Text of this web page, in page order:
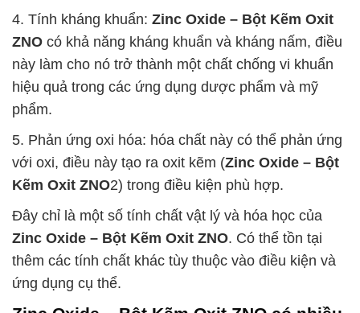
4. Tính kháng khuẩn: Zinc Oxide – Bột Kẽm Oxit
ZNO có khả năng kháng khuẩn và kháng nấm, điều
này làm cho nó trở thành một chất chống vi khuẩn
hiệu quả trong các ứng dụng dược phẩm và mỹ
phẩm.
5. Phản ứng oxi hóa: hóa chất này có thể phản ứng
với oxi, điều này tạo ra oxit kẽm (Zinc Oxide – Bột
Kẽm Oxit ZNO2) trong điều kiện phù hợp.
Đây chỉ là một số tính chất vật lý và hóa học của
Zinc Oxide – Bột Kẽm Oxit ZNO. Có thể tồn tại
thêm các tính chất khác tùy thuộc vào điều kiện và
ứng dụng cụ thể.